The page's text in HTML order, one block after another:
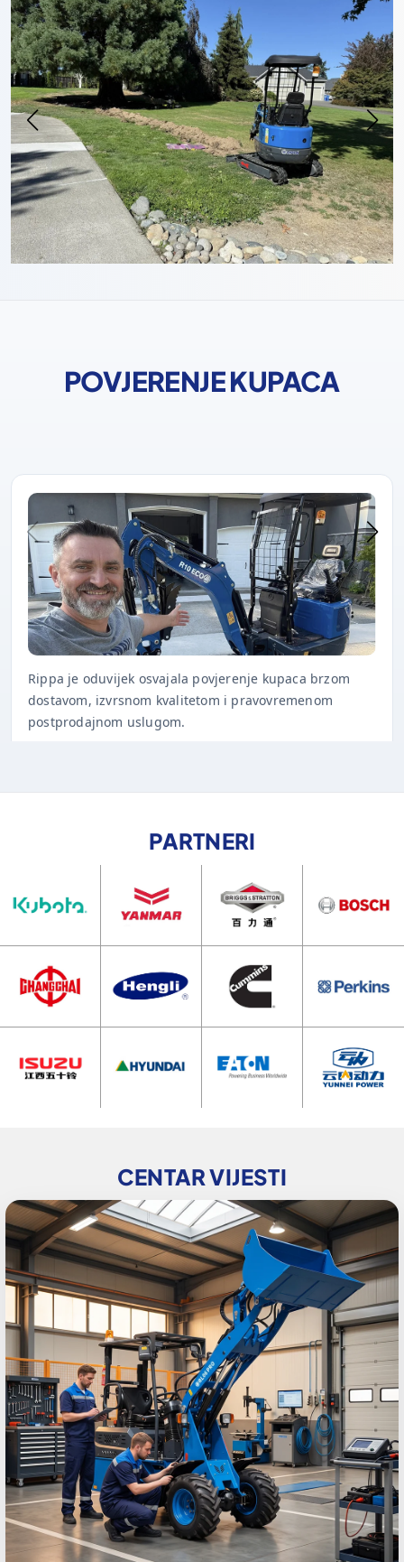
POVJERENJE KUPACA
Rippa je oduvijek osvajala povjerenje kupaca brzom
postprodajnom uslugom.
PARTNERI
CENTAR VIJESTI